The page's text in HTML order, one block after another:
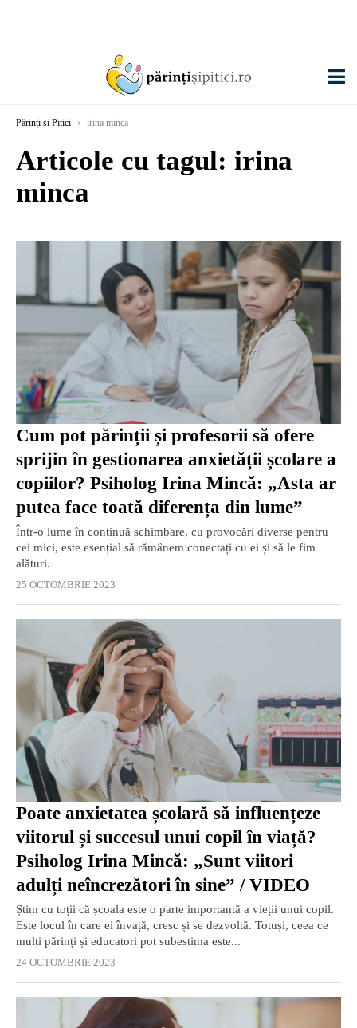
Părinți și Pitici › irina minca
Articole cu tagul: irina
minca
Cum pot părinții și profesorii să ofere
sprijin în gestionarea anxietății școlare a
copiilor? Psiholog Irina Mincă: „Asta ar
putea face toată diferența din lume”
Într-o lume în continuă schimbare, cu provocări diverse pentru
cei mici, este esențial să rămânem conectați cu ei și să le fim
alături.
25 OCTOMBRIE 2023
Poate anxietatea școlară să influențeze
viitorul și succesul unui copil în viață?
Psiholog Irina Mincă: „Sunt viitori
adulți neîncrezători în sine” / VIDEO
Știm cu toții că școala este o parte importantă a vieții unui copil.
Este locul în care ei învață, cresc și se dezvoltă. Totuși, ceea ce
mulți părinți și educatori pot subestima este...
24 OCTOMBRIE 2023